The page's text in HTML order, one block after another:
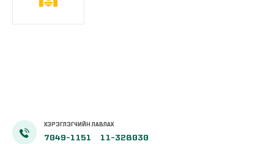
ХЭРЭГЛЭГЧИЙН ЛАВЛАХ
7049-1151 11-328030